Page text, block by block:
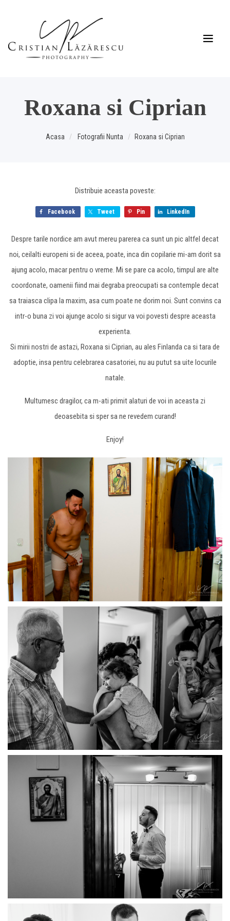
Roxana si Ciprian
Acasa Fotografii Nunta Roxana si Ciprian
Distribuie aceasta poveste:
Facebook Tweet Pin LinkedIn
Despre tarile nordice am avut mereu parerea ca sunt un pic altfel decat
noi, ceilalti europeni si de aceea, poate, inca din copilarie mi-am dorit sa
ajung acolo, macar pentru o vreme. Mi se pare ca acolo, timpul are alte
coordonate, oamenii fiind mai degraba preocupati sa contemple decat
sa traiasca clipa la maxim, asa cum poate ne dorim noi. Sunt convins ca
intr-o buna zi voi ajunge acolo si sigur va voi povesti despre aceasta
experienta.
Si mirii nostri de astazi, Roxana si Ciprian, au ales Finlanda ca si tara de
adoptie, insa pentru celebrarea casatoriei, nu au putut sa uite locurile
natale.
Multumesc dragilor, ca m-ati primit alaturi de voi in aceasta zi
deoasebita si sper sa ne revedem curand!
Enjoy!